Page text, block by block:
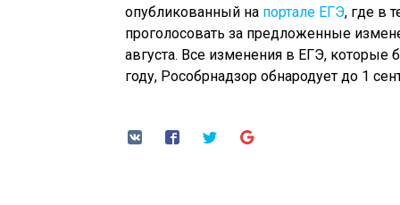
опубликованный на портале ЕГЭ, где в
проголосовать за предложенные
августа. Все изменения в ЕГЭ,
году, Рособрнадзор обнародует до 1